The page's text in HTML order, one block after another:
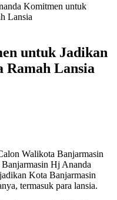
Komitmen untuk
Lansia
untuk Jadikan
Lansia
Walikota Banjarmasin
Hj Ananda
Kota Banjarmasin
termasuk para lansia.